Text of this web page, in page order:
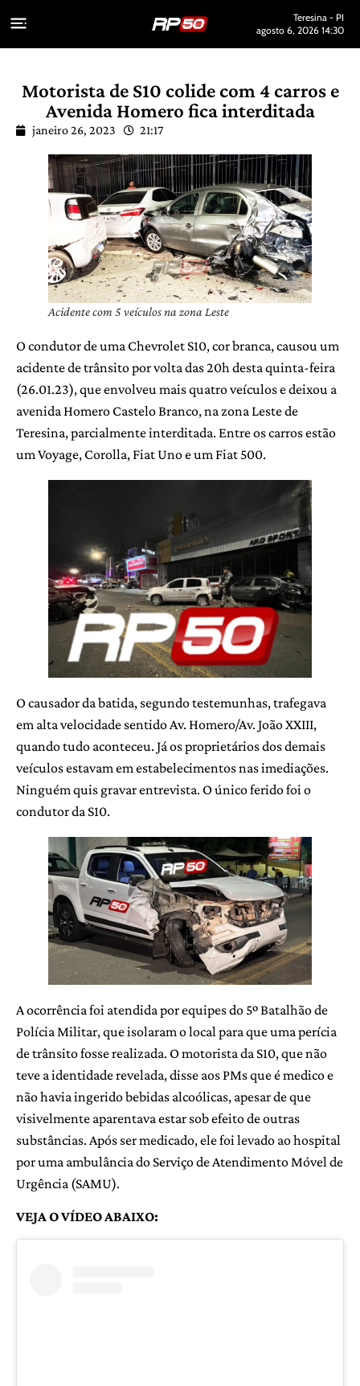
Teresina - PI
agosto 6, 2026 14:30
Motorista de S10 colide com 4 carros e
Avenida Homero fica interditada
janeiro 26, 2023 21:17
Acidente com 5 veículos na zona Leste
O condutor de uma Chevrolet S10, cor branca, causou um
acidente de trânsito por volta das 20h desta quinta-feira
(26.01.23), que envolveu mais quatro veículos e deixou a
avenida Homero Castelo Branco, na zona Leste de
Teresina, parcialmente interditada. Entre os carros estão
um Voyage, Corolla, Fiat Uno e um Fiat 500.
O causador da batida, segundo testemunhas, trafegava
em alta velocidade sentido Av. Homero/Av. João XXIII,
quando tudo aconteceu. Já os proprietários dos demais
veículos estavam em estabelecimentos nas imediações.
Ninguém quis gravar entrevista. O único ferido foi o
condutor da S10.
A ocorrência foi atendida por equipes do 5º Batalhão de
Polícia Militar, que isolaram o local para que uma perícia
de trânsito fosse realizada. O motorista da S10, que não
teve a identidade revelada, disse aos PMs que é medico e
não havia ingerido bebidas alcoólicas, apesar de que
visivelmente aparentava estar sob efeito de outras
substâncias. Após ser medicado, ele foi levado ao hospital
por uma ambulância do Serviço de Atendimento Móvel de
Urgência (SAMU).
VEJA O VÍDEO ABAIXO: